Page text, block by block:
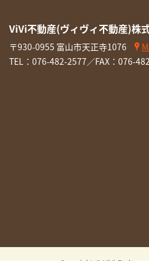
ViVi不動産(ヴィヴィ不動産)株
〒930-0955 富山市天正寺1076
TEL： 076-482-2577 ／FAX：076-